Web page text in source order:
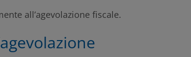
all’agevolazione fiscale.